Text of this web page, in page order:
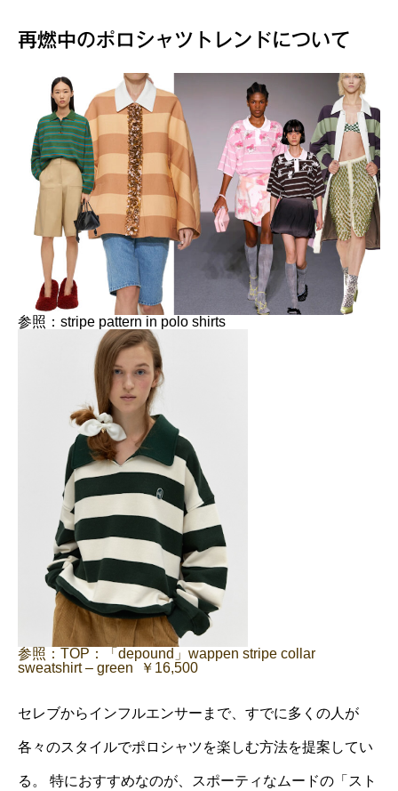
再燃中のポロシャツトレンドについて
参照：stripe pattern in polo shirts
参照：TOP：「depound」wappen stripe collar
sweatshirt – green ￥16,500
セレブからインフルエンサーまで、すでに多くの人が
各々のスタイルでポロシャツを楽しむ方法を提案してい
る。 特におすすめなのが、スポーティなムードの「スト